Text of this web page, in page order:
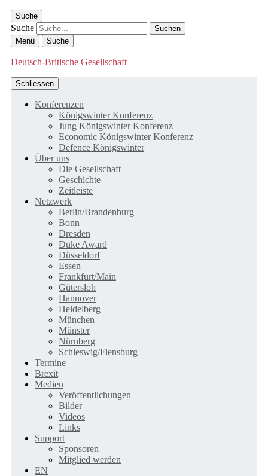
Suche
Suche
Menü Suche
Deutsch-Britische Gesellschaft
Schliessen
Konferenzen
Königswinter Konferenz
Jung Königswinter Konferenz
Economic Königswinter Konferenz
Defence Königswinter
Über uns
Die Gesellschaft
Geschichte
Zeitleiste
Netzwerk
Berlin/Brandenburg
Bonn
Dresden
Duke Award
Düsseldorf
Essen
Frankfurt/Main
Gütersloh
Hannover
Heidelberg
München
Münster
Nürnberg
Schleswig/Flensburg
Termine
Brexit
Medien
Veröffentlichungen
Bilder
Videos
Links
Support
Sponsoren
Mitglied werden
EN